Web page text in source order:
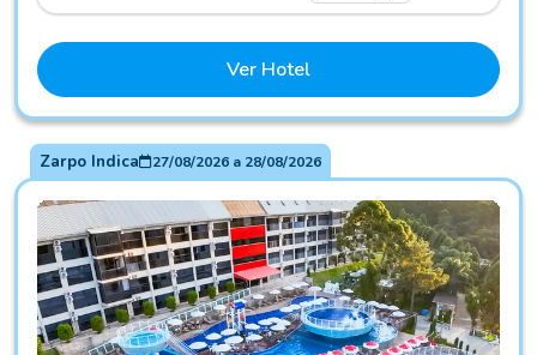
Ver Hotel
Zarpo Indica 27/08/2026a 28/08/2026